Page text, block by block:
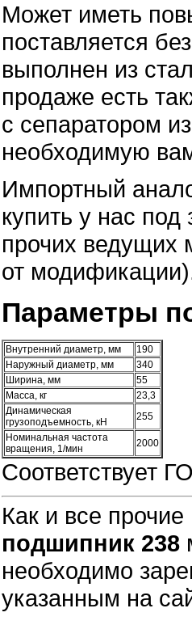
Может иметь
поставляется
выполнен из
продаже есть
с сепаратором
необходимую
Импортный
купить у нас под
прочих ведущих
от
Параметры
Внутренний диаметр, мм
190
Наружный диаметр, мм
340
Ширина, мм
55
Масса, кг
23,3
Динамическая
грузоподъемность, кН
255
Номинальная частота
вращения, 1/мин
2000
Соответствует
Как и все
подшипник 238
необходимо
указанным на